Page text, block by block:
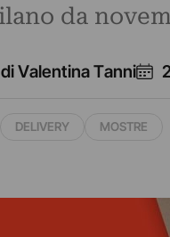
da
di Valentina Tanni
DELIVERY MOSTRE